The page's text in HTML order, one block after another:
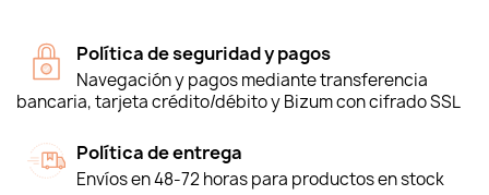
Política de seguridad y pagos
Navegación y pagos mediante transferencia
bancaria, tarjeta crédito/débito y Bizum con cifrado SSL
Política de entrega
Envíos en 48-72 horas para productos en stock